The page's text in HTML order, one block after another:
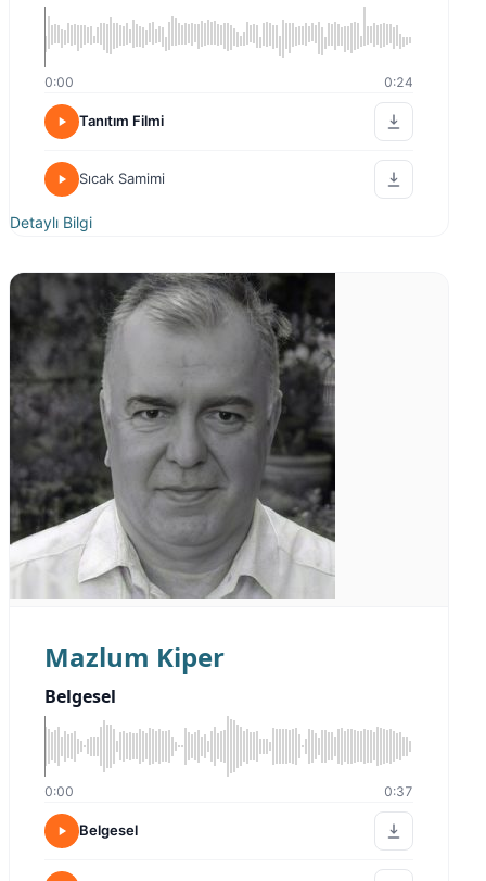
0:00 0:24
Tanıtım Filmi
Sıcak Samimi
Detaylı Bilgi
Mazlum Kiper
Belgesel
0:00 0:37
Belgesel